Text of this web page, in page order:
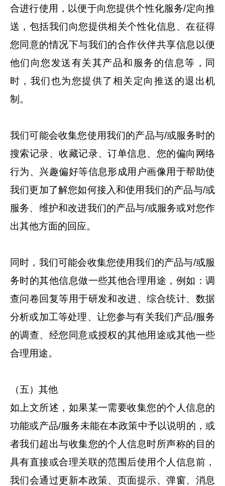
合进行使用，以便于向您提供个性化服务/定向推
送，包括我们向您提供相关个性化信息、在征得
您同意的情况下与我们的合作伙伴共享信息以便
他们向您发送有关其产品和服务的信息等，同
时，我们也为您提供了相关定向推送的退出机
制。
我们可能会收集您使用我们的产品与/或服务时的
搜索记录、收藏记录、订单信息、您的偏向网络
行为、兴趣偏好等信息形成用户画像用于帮助使
我们更加了解您如何接入和使用我们的产品与/或
服务、维护和改进我们的产品与/或服务或对您作
出其他方面的回应。
同时，我们可能会收集您使用我们的产品与/或服
务时的其他信息做一些其他合理用途，例如：调
查问卷回复等用于研发和改进、综合统计、数据
分析或加工等处理、让您参与有关我们产品/服务
的调查、经您同意或授权的其他用途或其他一些
合理用途。
（五）其他
如上文所述，如果某一需要收集您的个人信息的
功能或产品/服务未能在本政策中予以说明的，或
者我们超出与收集您的个人信息时所声称的目的
具有直接或合理关联的范围后使用个人信息前，
我们会通过更新本政策、页面提示、弹窗、消息